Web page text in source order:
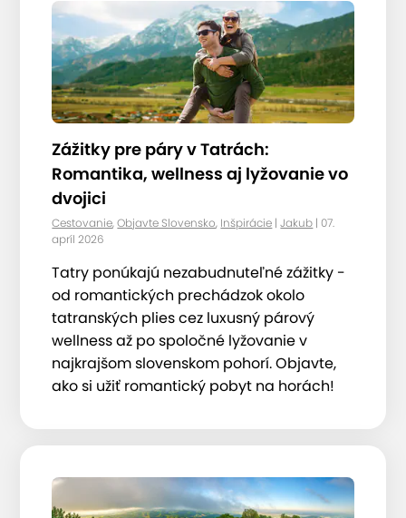
Zážitky pre páry v Tatrách:
Romantika, wellness aj lyžovanie vo
dvojici
Cestovanie,Objavte Slovensko, Inšpirácie |Jakub | 07.
apríl 2026
Tatry ponúkajú nezabudnuteľné zážitky -
od romantických prechádzok okolo
tatranských plies cez luxusný párový
wellness až po spoločné lyžovanie v
najkrajšom slovenskom pohorí. Objavte,
ako si užiť romantický pobyt na horách!